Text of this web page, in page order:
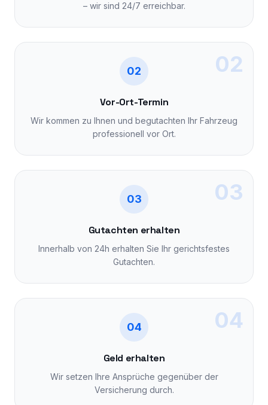
– wir sind 24/7 erreichbar.
02
02
Vor-Ort-Termin
Wir kommen zu Ihnen und begutachten Ihr Fahrzeug
professionell vor Ort.
03
03
Gutachten erhalten
Innerhalb von 24h erhalten Sie Ihr gerichtsfestes
Gutachten.
04
04
Geld erhalten
Wir setzen Ihre Ansprüche gegenüber der
Versicherung durch.